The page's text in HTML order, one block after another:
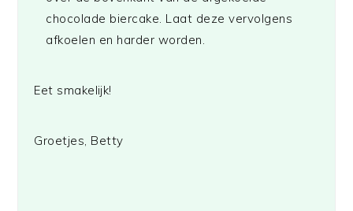
chocolade biercake. Laat deze vervolgens
afkoelen en harder worden.
Eet smakelijk!
Groetjes, Betty